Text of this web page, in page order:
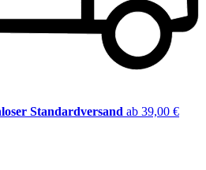
Standardversand ab 39,00 €